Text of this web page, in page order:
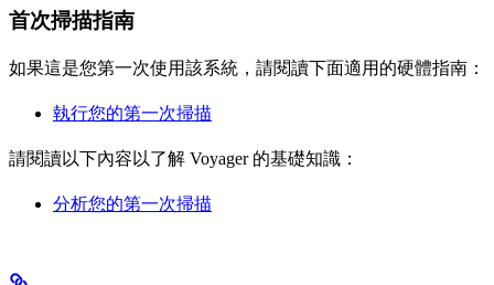
首次掃描指南
如果這是您第一次使用該系統，請閱讀下面適用的硬體指南：
執行您的第一次掃描
請閱讀以下內容以了解 Voyager 的基礎知識：
分析您的第一次掃描